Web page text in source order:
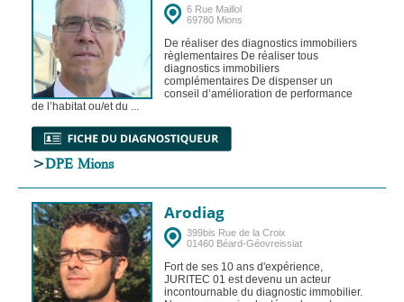
6 Rue Maillol
69780 Mions
De réaliser des diagnostics immobiliers
règlementaires De réaliser tous
diagnostics immobiliers
complémentaires De dispenser un
conseil d’amélioration de performance
de l’habitat ou/et du ...
>DPE Mions
Arodiag
399bis Rue de la Croix
01460 Béard-Géovreissiat
Fort de ses 10 ans d'expérience,
JURITEC 01 est devenu un acteur
incontournable du diagnostic immobilier.